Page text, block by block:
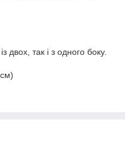
двох, так і з одного боку.